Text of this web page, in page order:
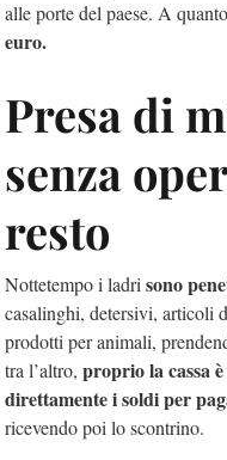
alle porte del paese. A
euro.
Presa di
senza
resto
Nottetempo i ladri sono
casalinghi, detersivi, articoli
prodotti per animali,
tra l’altro, proprio la cassa
direttamente i soldi per
ricevendo poi lo scontrino.